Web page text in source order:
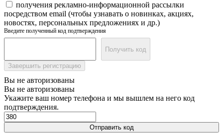
получения рекламно-информационной рассылки
посредством email (чтобы узнавать о новинках, акциях,
новостях, персональных предложениях и др.)
Введите полученный код подтверждения
Получить код
Завершить регистрацию
Вы не авторизованы
Вы не авторизованы
Укажите ваш номер телефона и мы вышлем на него код
подтверждения.
Отправить код